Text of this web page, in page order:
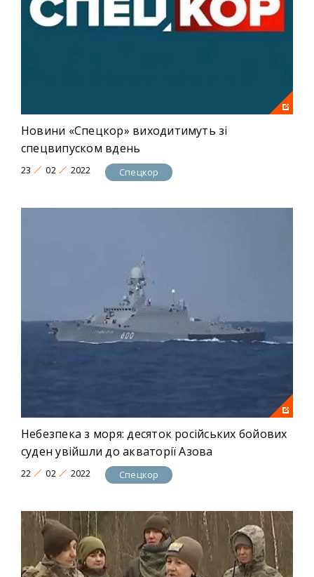
Новини «Спецкор» виходитимуть зі
спецвипуском вдень
23 02 2022 Спецкор
Небезпека з моря: десяток російських бойових
суден увійшли до акваторії Азова
22 02 2022 Спецкор